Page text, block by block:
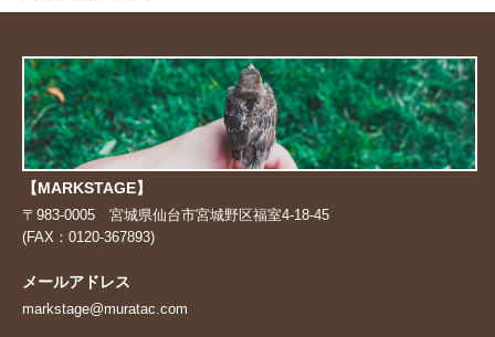
【MARKSTAGE】
〒983-0005 宮城県仙台市宮城野区福室4-18-45
(FAX：0120-367893)
メールアドレス
markstage@muratac.com